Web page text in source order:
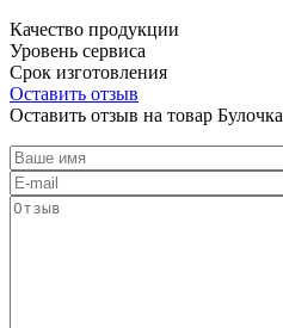
Качество продукции
Уровень сервиса
Срок изготовления
Оставить отзыв
Оставить отзыв на товар Булочка